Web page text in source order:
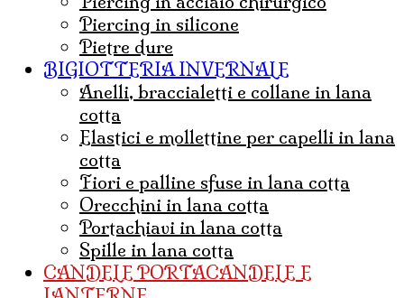
Piercing in silicone
Pietre dure
BIGIOTTERIA INVERNALE
Anelli, braccialetti e collane in lana
cotta
Elastici e mollettine per capelli in lana
cotta
Fiori e palline sfuse in lana cotta
Orecchini in lana cotta
Portachiavi in lana cotta
Spille in lana cotta
CANDELE PORTACANDELE E